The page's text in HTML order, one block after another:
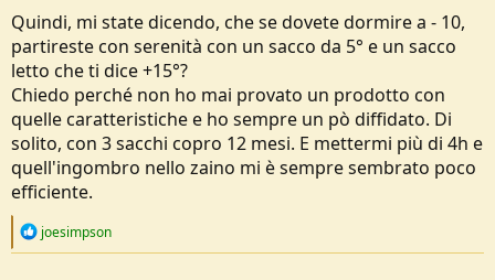
Quindi, mi state dicendo, che se dovete dormire a - 10,
partireste con serenità con un sacco da 5° e un sacco
letto che ti dice +15°?
Chiedo perché non ho mai provato un prodotto con
quelle caratteristiche e ho sempre un pò diffidato. Di
solito, con 3 sacchi copro 12 mesi. E mettermi più di 4h e
quell'ingombro nello zaino mi è sempre sembrato poco
efficiente.
R
joesimpson